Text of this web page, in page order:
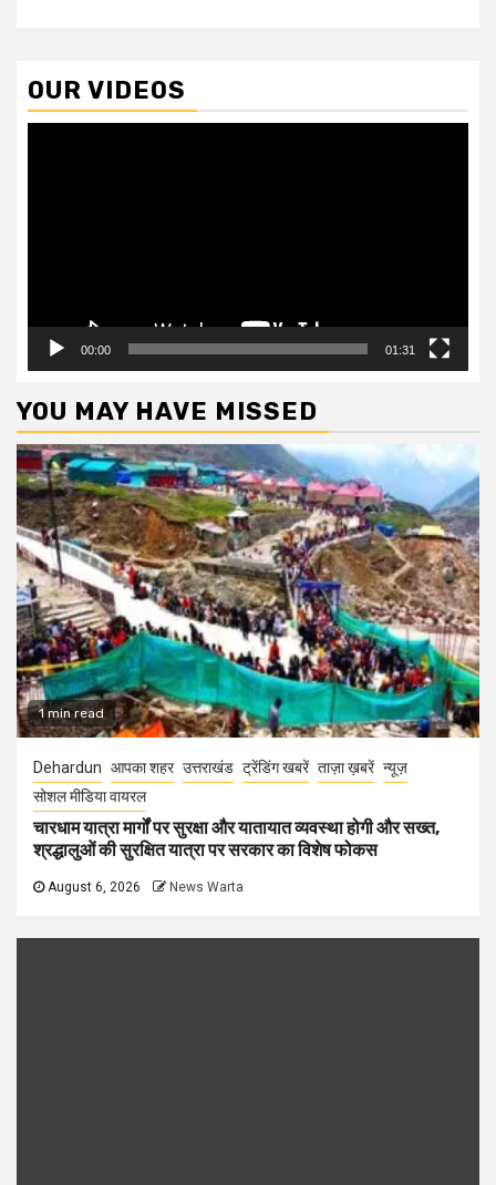
OUR VIDEOS
00:00 01:31
YOU MAY HAVE MISSED
1 min read
Dehardun आपका शहर उत्तराखंड ट्रेंडिंग खबरें ताज़ा ख़बरें न्यूज़
सोशल मीडिया वायरल
चारधाम यात्रा मार्गों पर सुरक्षा और यातायात व्यवस्था होगी और सख्त,
श्रद्धालुओं की सुरक्षित यात्रा पर सरकार का विशेष फोकस
August 6, 2026 News Warta